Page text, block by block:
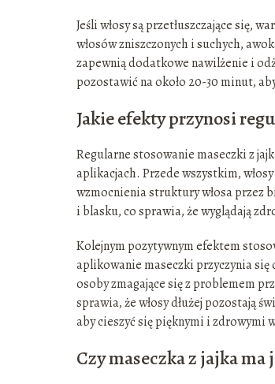
Jeśli włosy są przetłuszczające się,
włosów zniszczonych i suchych,
zapewnią dodatkowe nawilżenie i
pozostawić na około 20-30 minut,
Jakie efekty przynosi
Regularne stosowanie maseczki z
aplikacjach. Przede wszystkim,
wzmocnienia struktury włosa przez
i blasku, co sprawia, że wyglądają
Kolejnym pozytywnym efektem
aplikowanie maseczki przyczynia się
osoby zmagające się z problemem
sprawia, że włosy dłużej pozostają
aby cieszyć się pięknymi i zdrowymi
Czy maseczka z jajka